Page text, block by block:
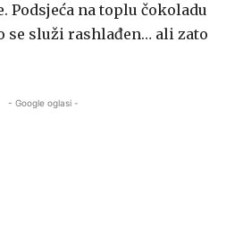
Podsjeća na toplu čokoladu
se služi rashlađen… ali zato
- Google oglasi -